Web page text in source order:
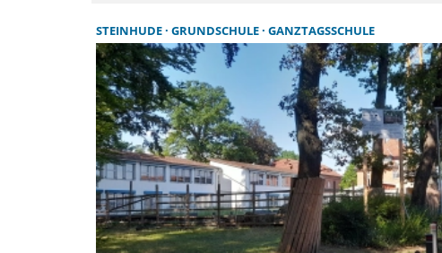
zum Selbstkostenpreis bereit. Es wird um
Blütenzauber, Bergstraße 7, Großenheidorn
STEINHUDE GRUNDSCHULE GANZTAGSSCHULE